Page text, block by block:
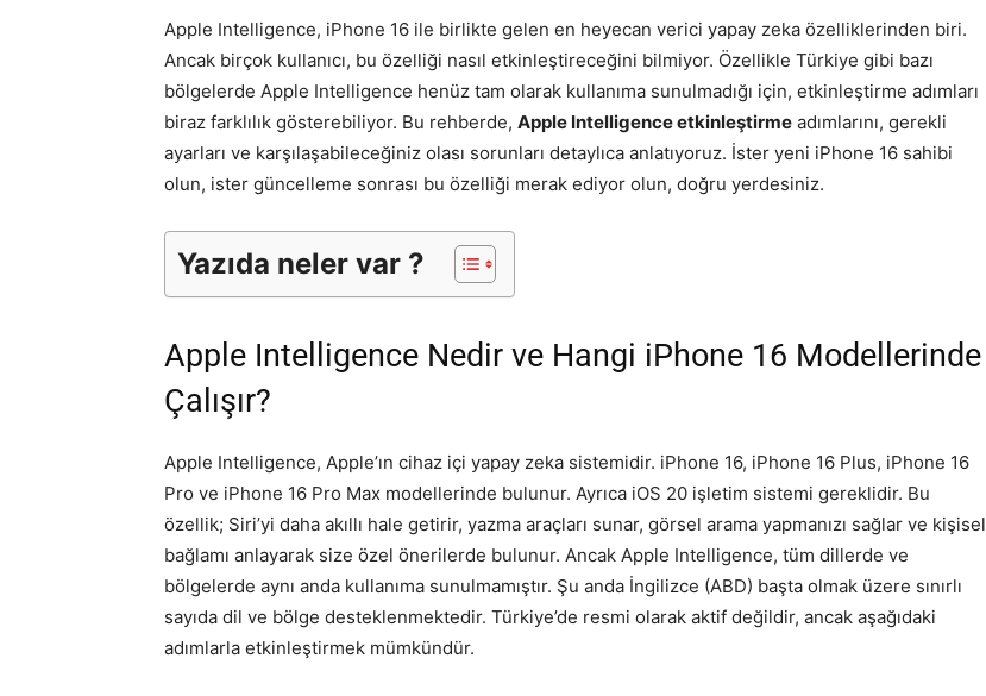
Apple Intelligence, iPhone 16 ile birlikte gelen en heyecan verici yapay zeka özelliklerinden biri.
Ancak birçok kullanıcı, bu özelliği nasıl etkinleştireceğini bilmiyor. Özellikle Türkiye gibi bazı
bölgelerde Apple Intelligence henüz tam olarak kullanıma sunulmadığı için, etkinleştirme adımları
biraz farklılık gösterebiliyor. Bu rehberde, Apple Intelligence etkinleştirme adımlarını, gerekli
ayarları ve karşılaşabileceğiniz olası sorunları detaylıca anlatıyoruz. İster yeni iPhone 16 sahibi
olun, ister güncelleme sonrası bu özelliği merak ediyor olun, doğru yerdesiniz.
Yazıda neler var ?
Apple Intelligence Nedir ve Hangi iPhone 16 Modellerinde
Çalışır?
Apple Intelligence, Apple’ın cihaz içi yapay zeka sistemidir. iPhone 16, iPhone 16 Plus, iPhone 16
Pro ve iPhone 16 Pro Max modellerinde bulunur. Ayrıca iOS 20 işletim sistemi gereklidir. Bu
özellik; Siri’yi daha akıllı hale getirir, yazma araçları sunar, görsel arama yapmanızı sağlar ve kişisel
bağlamı anlayarak size özel önerilerde bulunur. Ancak Apple Intelligence, tüm dillerde ve
bölgelerde aynı anda kullanıma sunulmamıştır. Şu anda İngilizce (ABD) başta olmak üzere sınırlı
sayıda dil ve bölge desteklenmektedir. Türkiye’de resmi olarak aktif değildir, ancak aşağıdaki
adımlarla etkinleştirmek mümkündür.